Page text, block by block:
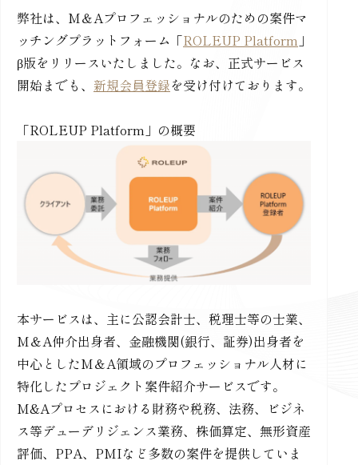
弊社は、M＆Aプロフェッショナルのための案件マ
ッチングプラットフォーム「ROLEUP Platform 」
β版をリリースいたしました。なお、正式サービス
開始までも、 新規会員登録を受け付けております。
「ROLEUP Platform」の概要
本サービスは、主に公認会計士、税理士等の士業、
M＆A仲介出身者、金融機関(銀行、証券)出身者を
中心としたM＆A領域のプロフェッショナル人材に
特化したプロジェクト案件紹介サービスです。
M&Aプロセスにおける財務や税務、法務、ビジネ
ス等デューデリジェンス業務、株価算定、無形資産
評価、PPA、PMIなど多数の案件を提供していま